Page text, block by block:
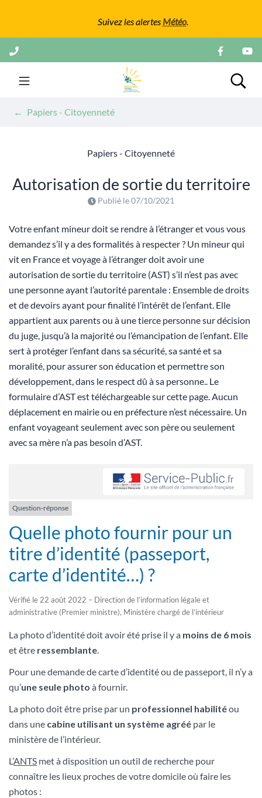
Suivez les alertes Météo.
Aller
au
contenu
Mairie de Mours
Papiers - Citoyenneté
Papiers - Citoyenneté
Autorisation de sortie du territoire
Publié le07/10/2021
Votre enfant mineur doit se rendre à l’étranger et vous vous
demandez s’il y a des formalités à respecter ? Un mineur qui
vit en France et voyage à l’étranger doit avoir une
autorisation de sortie du territoire (AST) s’il n’est pas avec
une personne ayant l’autorité parentale : Ensemble de droits
et de devoirs ayant pour finalité l’intérêt de l’enfant. Elle
appartient aux parents ou à une tierce personne sur décision
du juge, jusqu’à la majorité ou l’émancipation de l’enfant. Elle
sert à protéger l’enfant dans sa sécurité, sa santé et sa
moralité, pour assurer son éducation et permettre son
développement, dans le respect dû à sa personne.. Le
formulaire d’AST est téléchargeable sur cette page. Aucun
déplacement en mairie ou en préfecture n’est nécessaire. Un
enfant voyageant seulement avec son père ou seulement
avec sa mère n’a pas besoin d’AST.
Question-réponse
Quelle photo fournir pour un
titre d’identité (passeport,
carte d’identité…) ?
Vérifié le 22 août 2022 – Direction de l’information légale et
administrative (Premier ministre), Ministère chargé de l’intérieur
La photo d’identité doit avoir été prise il y a moins de 6 mois
et être ressemblante.
Pour une demande de carte d’identité ou de passeport, il n’y a
qu’une seule photo à fournir.
La photo doit être prise par un professionnel habilitéou
dans une cabine utilisant un système agréé par le
ministère de l’intérieur.
L’ANTS met à disposition un outil de recherche pour
connaître les lieux proches de votre domicile où faire les
photos :